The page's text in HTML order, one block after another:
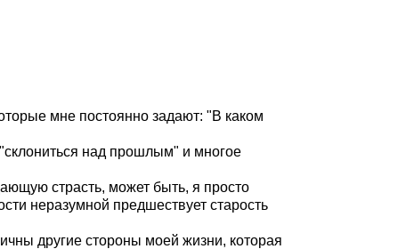
мне постоянно задают: "В каком
над прошлым" и многое
страсть, может быть, я просто
неразумной предшествует старость
другие стороны моей жизни, которая